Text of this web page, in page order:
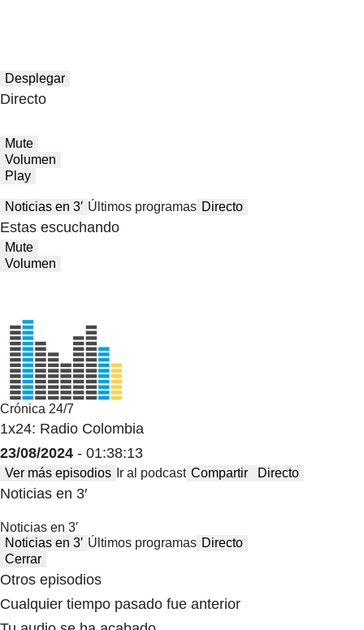
Desplegar
Directo
Mute
Volumen
Play
Noticias en 3′ Últimos programas Directo
Estas escuchando
Mute
Volumen
Crónica 24/7
1x24: Radio Colombia
23/08/2024 - 01:38:13
Ver más episodios Ir al podcast Compartir Directo
Noticias en 3′
Noticias en 3′
Noticias en 3′ Últimos programas Directo
Cerrar
Otros episodios
Cualquier tiempo pasado fue anterior